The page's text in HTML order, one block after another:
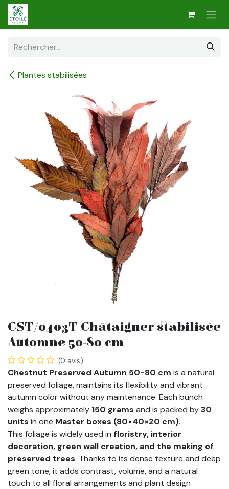
Se rendre au contenu
Plantes stabilisées
CST/0403T Châtaigner stabilisée
Automne 50-80 cm
(0 avis)
Chestnut Preserved Autumn 50-80 cm is a natural
preserved foliage, maintains its flexibility and vibrant
autumn color without any maintenance. Each bunch
weighs approximately 150 grams and is packed by30
units in one Master boxes (80×40×20 cm).
This foliage is widely used in floristry, interior
decoration, green wall creation, and the making of
preserved trees. Thanks to its dense texture and deep
green tone, it adds contrast, volume, and a natural
touch to all floral arrangements and plant design